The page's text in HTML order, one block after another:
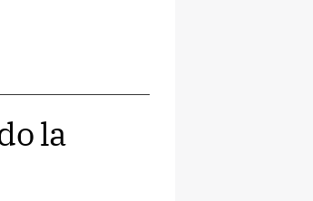
la